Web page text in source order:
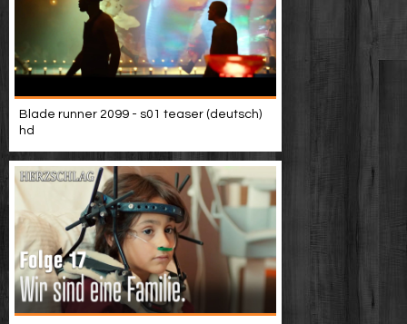
Blade runner 2099 - s01 teaser (deutsch)
hd